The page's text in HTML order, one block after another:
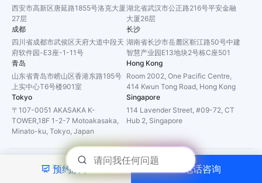
西安市高新区唐延路1855号洛克大厦
27层
湖北省武汉市公正路216号平安金融
大厦26层
成都
四川省成都市武侯区天府大道中段天
府软件园-E3座-1-11号
长沙
湖南省长沙市岳麓区靳江路50号中建
智慧产业园E13地块2号栋C座501
青岛
山东省青岛市崂山区香港东路195号
上实中心T6号楼901室
Hong Kong
Room 2002, One Pacific Centre,
414 Kwun Tong Road, Hong Kong
Tokyo
〒107-0051 AKASAKA K-
TOWER,18F 1-2-7 Motoakasaka,
Minato-ku, Tokyo, Japan
Singapore
114 Lavender Street, #09-72, CT
Hub 2, Singapore
沪ICP备16047366号沪公网安备31010702003225号
CopyRight ©2026 上海甄汇信息科技有限公司
预约演示 电话咨询